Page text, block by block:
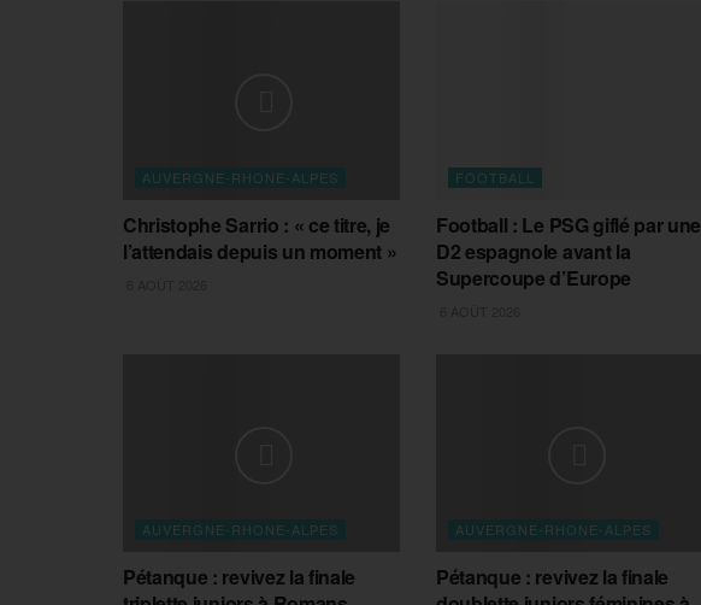
AUVERGNE-RHONE-ALPES
Christophe Sarrio : « ce titre, je
l’attendais depuis un moment »
FOOTBALL
Football : Le PSG giflé par une
D2 espagnole avant la
Supercoupe d’Europe
AUVERGNE-RHONE-ALPES
Pétanque : revivez la finale
AUVERGNE-RHONE-ALPES
Pétanque : revivez la finale